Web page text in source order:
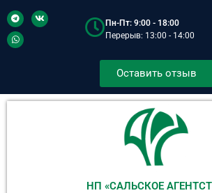
Пн-Пт: 9:00 - 18:00
Перерыв: 13:00 - 14:00
Оставить отзыв
НП «САЛЬСКОЕ